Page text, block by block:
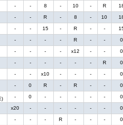
- - 8 - 10 - R
- - R - 8 - 10
- - 15 - R - -
- - - - R - - 0
- - - - x12 - - 0
- - - - - - R 0
- - x10 - - - - 0
- 0 R - R - - 0
- 0 - - - - - 0
x20 - - - - - - 0
- - - R - - - 0